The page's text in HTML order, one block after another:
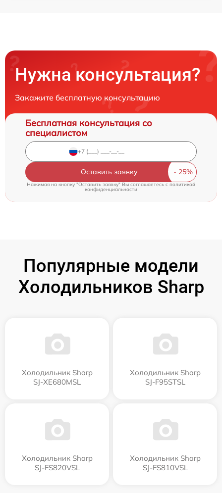
Нужна консультация?
Закажите бесплатную консультацию
Бесплатная консультация со
специалистом
Оставить заявку
Нажимая на кнопку "Оставить заявку" Вы соглашаетесь cполитикой
конфиденциальности
Популярные модели
Холодильников Sharp
Холодильник Sharp
SJ-XE680MSL
Холодильник Sharp
SJ-F95STSL
Холодильник Sharp
SJ-FS820VSL
Холодильник Sharp
SJ-FS810VSL